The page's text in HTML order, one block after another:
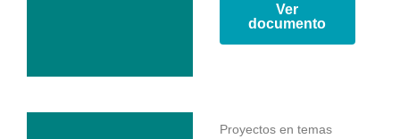
Ver
documento
Proyectos en temas